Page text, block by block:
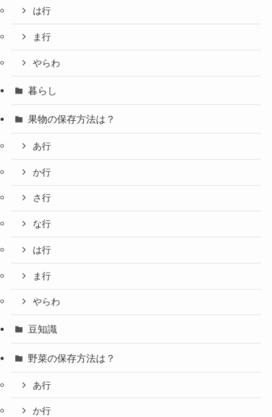
は行
ま行
やらわ
暮らし
果物の保存方法は？
あ行
か行
さ行
な行
は行
ま行
やらわ
豆知識
野菜の保存方法は？
あ行
か行